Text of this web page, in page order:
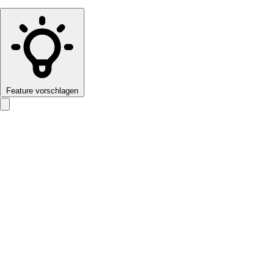
Feature vorschlagen